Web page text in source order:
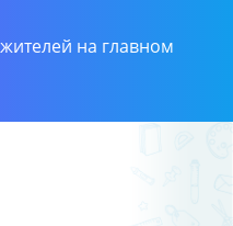
на главном